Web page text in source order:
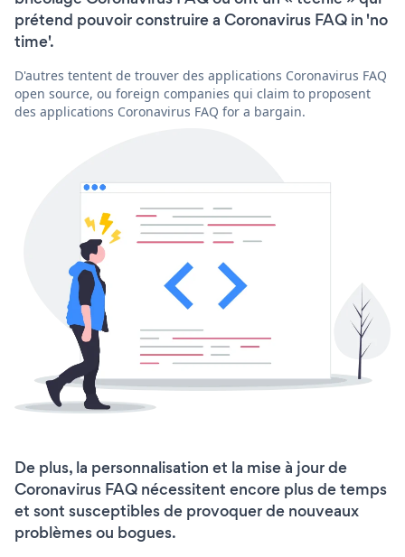
prétend pouvoir construire a Coronavirus FAQ in 'no
time'.
D'autres tentent de trouver des applications Coronavirus FAQ
open source, ou foreign companies qui claim to proposent
des applications Coronavirus FAQ for a bargain.
De plus, la personnalisation et la mise à jour de
Coronavirus FAQ nécessitent encore plus de temps
et sont susceptibles de provoquer de nouveaux
problèmes ou bogues.